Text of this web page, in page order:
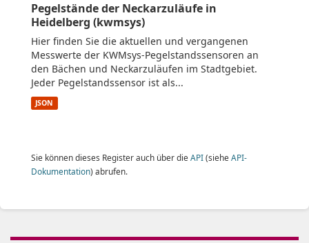
Pegelstände der Neckarzuläufe in
Heidelberg (kwmsys)
Hier finden Sie die aktuellen und vergangenen
Messwerte der KWMsys-Pegelstandssensoren an
den Bächen und Neckarzuläufen im Stadtgebiet.
Jeder Pegelstandssensor ist als...
JSON
Sie können dieses Register auch über die API(siehe API-
Dokumentation) abrufen.